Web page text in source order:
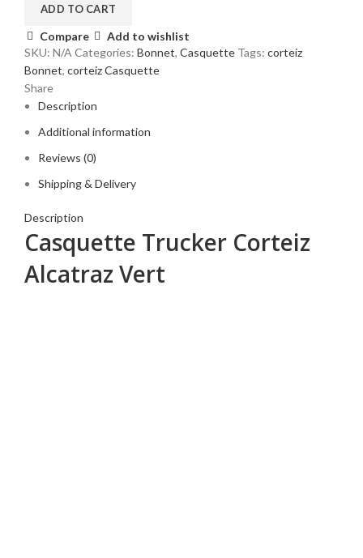
VertADD TO CART
Compare
Add to wishlist
SKU: N/A Categories: Bonnet, Casquette Tags: corteiz
Bonnet, corteiz Casquette
Share
Description
Additional information
Reviews (0)
Shipping & Delivery
Description
Casquette Trucker Corteiz
Alcatraz Vert